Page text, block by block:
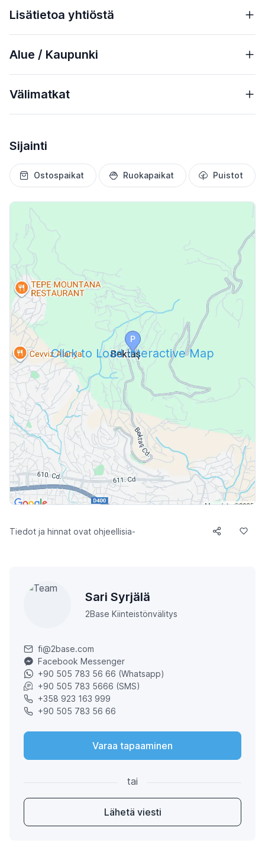
Lisätietoa yhtiöstä
Alue / Kaupunki
Välimatkat
Sijainti
Ostospaikat Ruokapaikat Puistot
Click to Load Interactive Map
Tiedot ja hinnat ovat ohjeellisia-
Sari Syrjälä
2Base Kiinteistönvälitys
fi@2base.com
Facebook Messenger
+90 505 783 56 66 (Whatsapp)
+90 505 783 5666 (SMS)
+358 923 163 999
+90 505 783 56 66
Varaa tapaaminen
tai
Lähetä viesti